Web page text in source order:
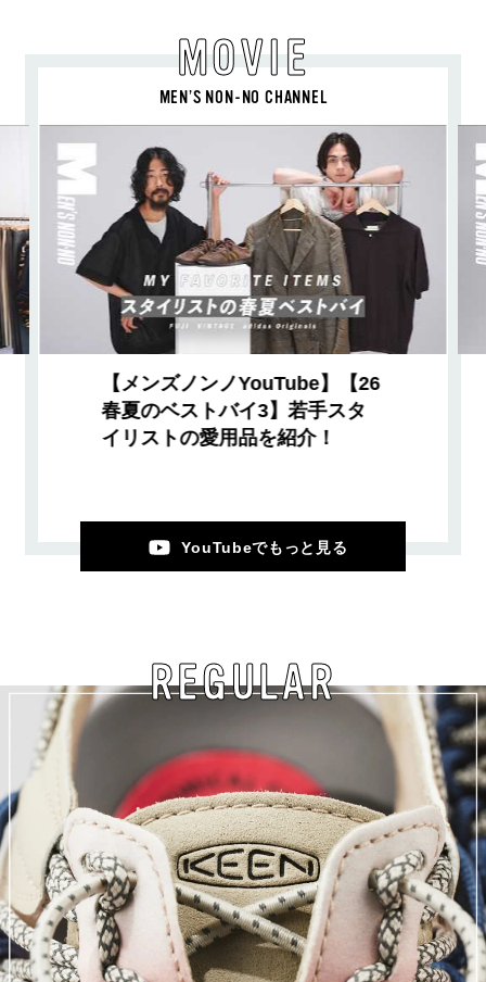
MOVIE
MEN’S NON-NO CHANNEL
【メンズノンノYouTube】【26
春夏のベストバイ3】若手スタ
イリストの愛用品を紹介！
YouTubeでもっと見る
REGULAR